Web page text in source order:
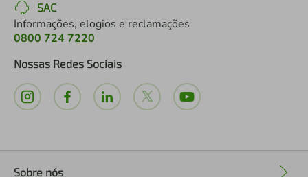
SAC
Informações, elogios e reclamações
0800 724 7220
Nossas Redes Sociais
Sobre nós